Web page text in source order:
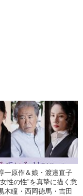
一原作＆娘・渡邉直子
性の性”を真摯に描く意
木瞳・西岡德馬・吉田